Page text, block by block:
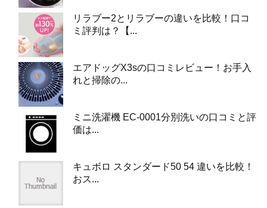
リラブー2とリラブーの違いを比較！口コ
ミ評判は？【...
エアドッグX3sの口コミレビュー！お手入
れと掃除の...
ミニ洗濯機 EC-0001分別洗いの口コミと評
価は...
キュボロ スタンダード50 54 違いを比較！
おス...